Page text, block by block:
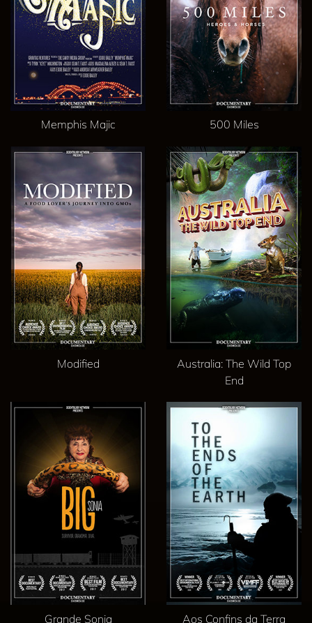
Memphis Majic 500 Miles
Modified
Australia: The Wild Top
End
Grande Sonia Aos Confins da Terra